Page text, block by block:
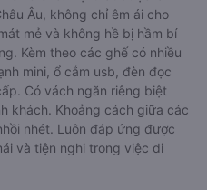
Âu, không chỉ êm ái cho
mẻ và không hề bị hầm bí
Kèm theo các ghế có nhiều
mini, ổ cắm usb, đèn đọc
Có vách ngăn riêng biệt
khách. Khoảng cách giữa các
nhét. Luôn đáp ứng được
và tiện nghi trong việc di